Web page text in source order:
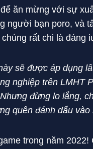
ăn mừng với sự
người bạn poro, và
rất chi là đáng
sẽ được áp dụng
nghiệp trên LMHT
đừng lo lắng,
quên đánh dấu vào
trong năm